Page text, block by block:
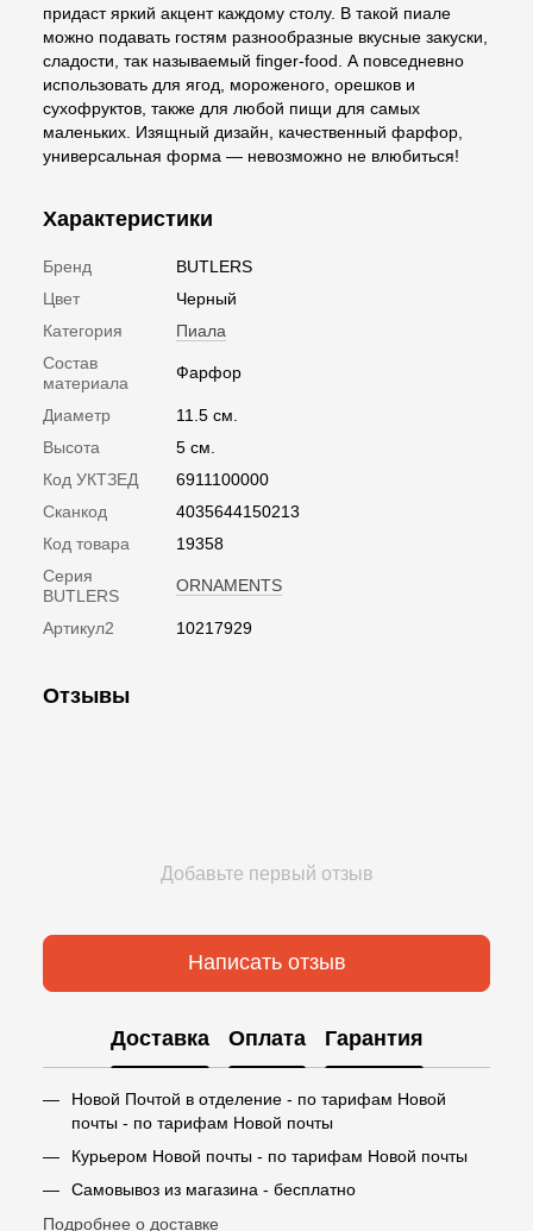
придаст яркий акцент каждому столу. В такой пиале
можно подавать гостям разнообразные вкусные закуски,
сладости, так называемый finger-food. А повседневно
использовать для ягод, мороженого, орешков и
сухофруктов, также для любой пищи для самых
маленьких. Изящный дизайн, качественный фарфор,
универсальная форма — невозможно не влюбиться!
Характеристики
Бренд
BUTLERS
Цвет
Черный
Категория
Пиала
Состав
материала
Фарфор
Диаметр
11.5 см.
Высота
5 см.
Код УКТЗЕД
6911100000
Сканкод
4035644150213
Код товара
19358
Серия
BUTLERS
ORNAMENTS
Артикул2 10217929
Отзывы
Добавьте первый отзыв
Написать отзыв
Доставка Оплата Гарантия
Новой Почтой в отделение - по тарифам Новой
почты - по тарифам Новой почты
Курьером Новой почты - по тарифам Новой почты
Самовывоз из магазина - бесплатно
Подробнее о доставке